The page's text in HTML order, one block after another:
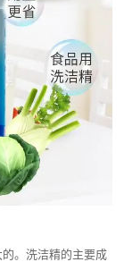
。洗洁精的主要成